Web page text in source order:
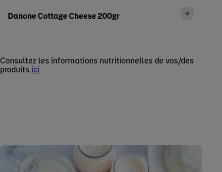
Danone Cottage Cheese 200gr
Consultez les informations nutritionnelles de vos/des
produits ici